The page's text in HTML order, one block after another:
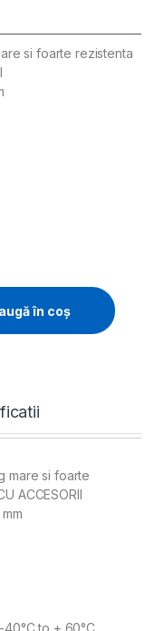
si foarte rezistenta
în coș
mare si foarte
ACCESORII